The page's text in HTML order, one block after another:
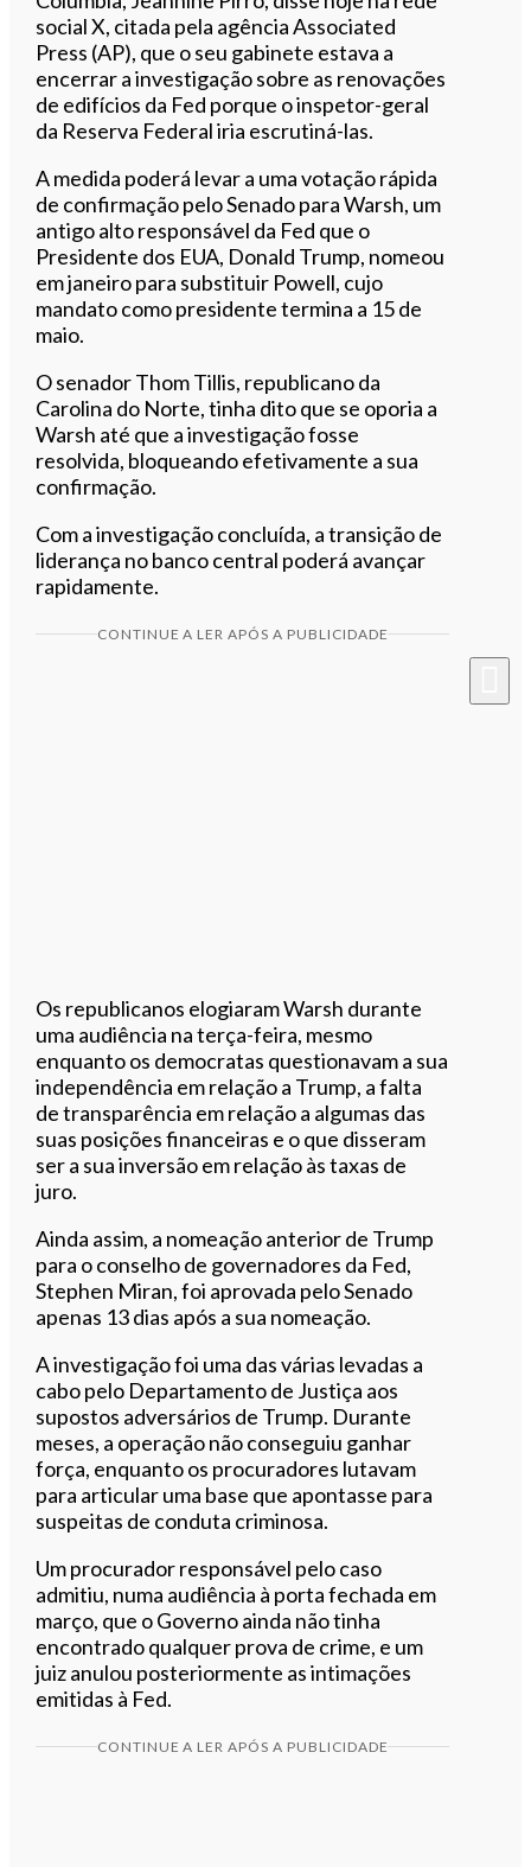
social X, citada pela agência Associated
Press (AP), que o seu gabinete estava a
encerrar a investigação sobre as renovações
de edifícios da Fed porque o inspetor-geral
da Reserva Federal iria escrutiná-las.
A medida poderá levar a uma votação rápida
de confirmação pelo Senado para Warsh, um
antigo alto responsável da Fed que o
Presidente dos EUA, Donald Trump, nomeou
em janeiro para substituir Powell, cujo
mandato como presidente termina a 15 de
maio.
O senador Thom Tillis, republicano da
Carolina do Norte, tinha dito que se oporia a
Warsh até que a investigação fosse
resolvida, bloqueando efetivamente a sua
confirmação.
Com a investigação concluída, a transição de
liderança no banco central poderá avançar
rapidamente.
CONTINUE A LER APÓS A PUBLICIDADE
Os republicanos elogiaram Warsh durante
uma audiência na terça-feira, mesmo
enquanto os democratas questionavam a sua
independência em relação a Trump, a falta
de transparência em relação a algumas das
suas posições financeiras e o que disseram
ser a sua inversão em relação às taxas de
juro.
Ainda assim, a nomeação anterior de Trump
para o conselho de governadores da Fed,
Stephen Miran, foi aprovada pelo Senado
apenas 13 dias após a sua nomeação.
A investigação foi uma das várias levadas a
cabo pelo Departamento de Justiça aos
supostos adversários de Trump. Durante
meses, a operação não conseguiu ganhar
força, enquanto os procuradores lutavam
para articular uma base que apontasse para
suspeitas de conduta criminosa.
Um procurador responsável pelo caso
admitiu, numa audiência à porta fechada em
março, que o Governo ainda não tinha
encontrado qualquer prova de crime, e um
juiz anulou posteriormente as intimações
emitidas à Fed.
CONTINUE A LER APÓS A PUBLICIDADE